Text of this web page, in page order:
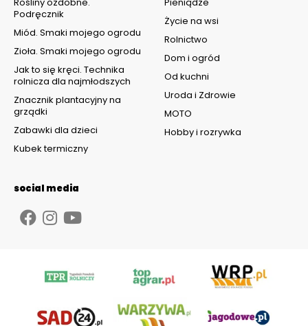
Życie na wsi
Rolnictwo
Dom i ogród
Od kuchni
Uroda i Zdrowie
MOTO
Hobby i rozrywka
Podręcznik
Miód. Smaki mojego ogrodu
Zioła. Smaki mojego ogrodu
Jak to się kręci. Technika
rolnicza dla najmłodszych
Znacznik plantacyjny na
grządki
Zabawki dla dzieci
Kubek termiczny
social media